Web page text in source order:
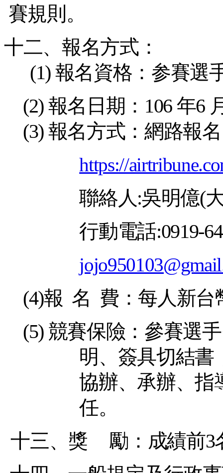
賽規則。
十二、報名方式：
(1) 報名資格：参賽選
(2) 報名日期： 106 年6
(3) 報名方式：網路報
https://
聯絡人:吳明億(
行動電話:0919-
(4)報 名 費：每人新台
(5) 競賽保險：參賽選
明、簽具切結書
協辦、承辦、指
任。
十三、獎
勵：成績前3